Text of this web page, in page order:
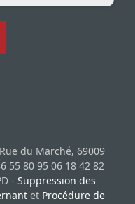
du Marché, 69009
55 80 95 06 18 42 82
- Suppression des
et Procédure de